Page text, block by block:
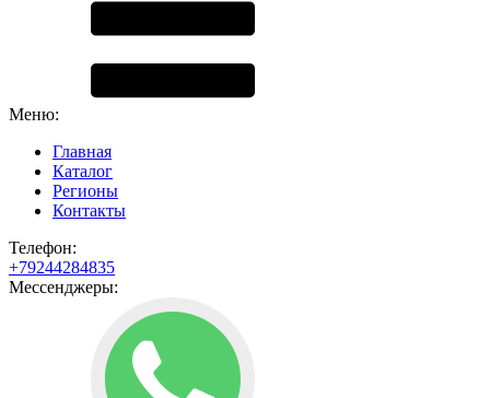
Меню:
Главная
Каталог
Регионы
Контакты
Телефон:
+79244284835
Мессенджеры: